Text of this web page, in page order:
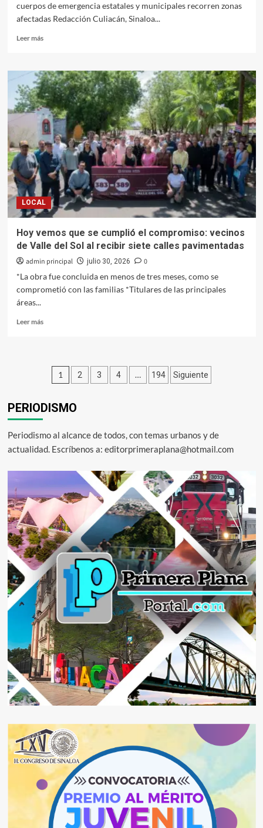
cuerpos de emergencia estatales y municipales recorren zonas
afectadas Redacción Culiacán, Sinaloa...
Leer másLeer
Protección
Civil
supervisa
y
auxilia
en
daños
tras
intensas
lluvias
en
Mocorito
y
Guasave
LOCAL
Hoy vemos que se cumplió el compromiso: vecinos
de Valle del Sol al recibir siete calles pavimentadas
admin principal julio 30, 2026
0
*La obra fue concluida en menos de tres meses, como se
comprometió con las familias *Titulares de las principales
áreas...
Leer másLeer
vemos
el
compromiso:
vecinos
Valle
al
recibir
calles
pavimentadas
Paginación
entradas
1 2 3 4 … 194 Siguiente
PERIODISMO
Periodismo al alcance de todos, con temas urbanos y de
actualidad. Escríbenos a: editorprimeraplana@hotmail.com